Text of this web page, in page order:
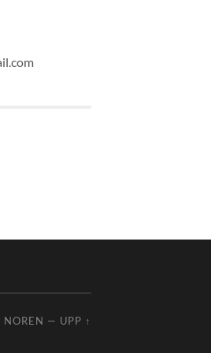
NOREN — UPP ↑